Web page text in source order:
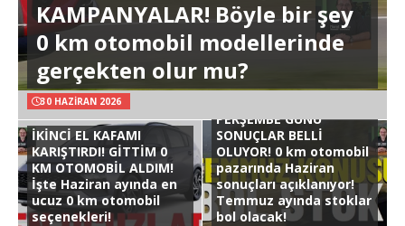
KAMPANYALAR! Böyle bir şey
0 km otomobil modellerinde
gerçekten olur mu?
30 HAZIRAN 2026
İKİNCİ EL KAFAMI
KARIŞTIRDI! GİTTİM 0
KM OTOMOBİL ALDIM!
İşte Haziran ayında en
ucuz 0 km otomobil
seçenekleri!
PERŞEMBE GÜNÜ
SONUÇLAR BELLİ
OLUYOR! 0 km otomobil
pazarında Haziran
sonuçları açıklanıyor!
Temmuz ayında stoklar
bol olacak!